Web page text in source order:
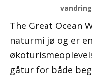
The Great Ocean
naturmiljø og er
gåtur for både